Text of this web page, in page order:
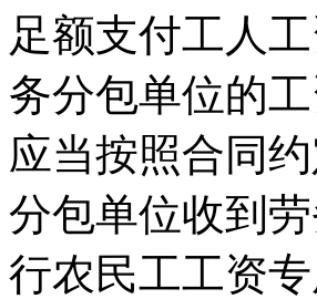
足额支付工人
务分包单位的
应当按照合同
分包单位收到
行农民工工资